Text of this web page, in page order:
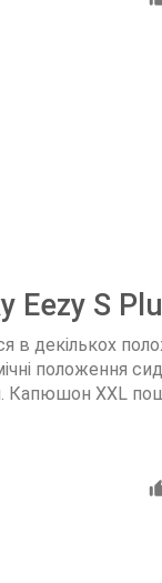
Eezy S
в декількох
Капюшон XXL